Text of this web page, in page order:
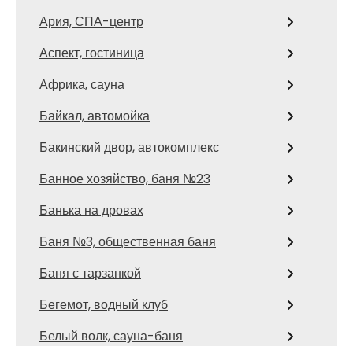
Ария, СПА-центр
Аспект, гостиница
Африка, сауна
Байкал, автомойка
Бакинский двор, автокомплекс
Банное хозяйство, баня №23
Банька на дровах
Баня №3, общественная баня
Баня с тарзанкой
Бегемот, водный клуб
Белый волк, сауна-баня